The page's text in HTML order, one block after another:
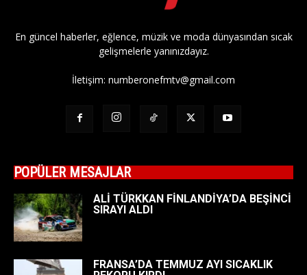
En güncel haberler, eğlence, müzik ve moda dünyasından sıcak
gelişmelerle yanınızdayız.
İletişim: numberonefmtv@gmail.com
POPÜLER MESAJLAR
ALİ TÜRKKAN FİNLANDİYA’DA BEŞİNCİ
SIRAYI ALDI
FRANSA’DA TEMMUZ AYI SICAKLIK